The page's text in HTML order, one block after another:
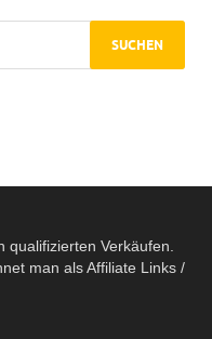
qualifizierten Verkäufen.
man als Affiliate Links /